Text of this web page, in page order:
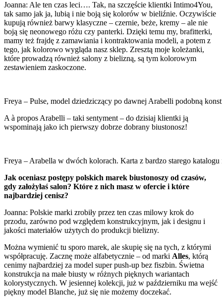
Joanna: Ale ten czas leci…. Tak, na szczęście klientki Intimo4You,
tak samo jak ja, lubią i nie boją się kolorów w bieliźnie. Oczywiście
kupują również barwy klasyczne – czernie, beże, kremy – ale nie
boją się neonowego różu czy panterki. Dzięki temu my, brafitterki,
mamy też frajdę z zamawiania i kontraktowania modeli, a potem z
tego, jak kolorowo wygląda nasz sklep. Zresztą moje koleżanki,
które prowadzą również salony z bielizną, są tym kolorowym
zestawieniem zaskoczone.
Freya – Pulse, model dziedziczący po dawnej Arabelli podobną
A à propos Arabelli – taki sentyment – do dzisiaj klientki ją
wspominają jako ich pierwszy dobrze dobrany biustonosz!
Freya – Arabella w dwóch kolorach. Karta z bardzo starego katalogu
Jak oceniasz postępy polskich marek biustonoszy od czasów,
gdy założyłaś salon? Które z nich masz w ofercie i które
najbardziej cenisz?
Joanna: Polskie marki zrobiły przez ten czas milowy krok do
przodu, zarówno pod względem konstrukcyjnym, jak i designu i
jakości materiałów użytych do produkcji bielizny.
Można wymienić tu sporo marek, ale skupię się na tych, z którymi
współpracuję. Zacznę może alfabetycznie – od marki Alles, którą
cenimy najbardziej za model super push-up bez fiszbin. Świetna
konstrukcja na małe biusty w różnych pięknych wariantach
kolorystycznych. W jesiennej kolekcji, już w październiku ma wejść
piękny model Blanche, już się nie możemy doczekać.